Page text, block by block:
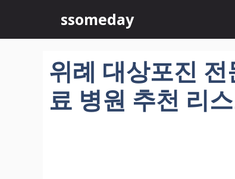
츠
ssomeday
위례 대상포진
료 병원 추천 리